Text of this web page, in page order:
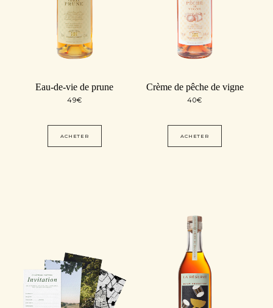
Eau-de-vie de prune
49€
ACHETER
Crème de pêche de vigne
40€
ACHETER